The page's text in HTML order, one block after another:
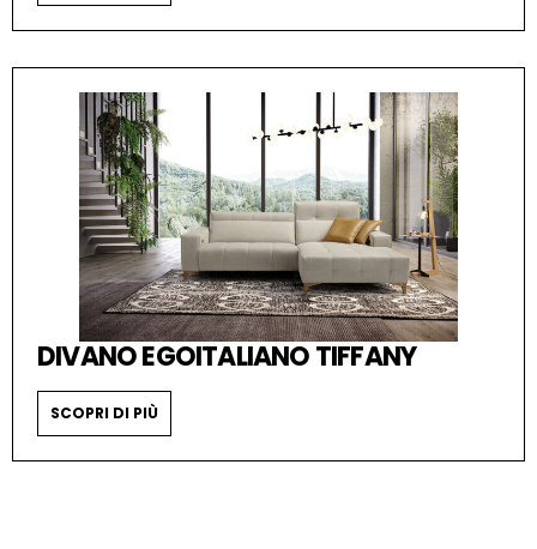
DIVANO EGOITALIANO TIFFANY
SCOPRI DI PIÙ